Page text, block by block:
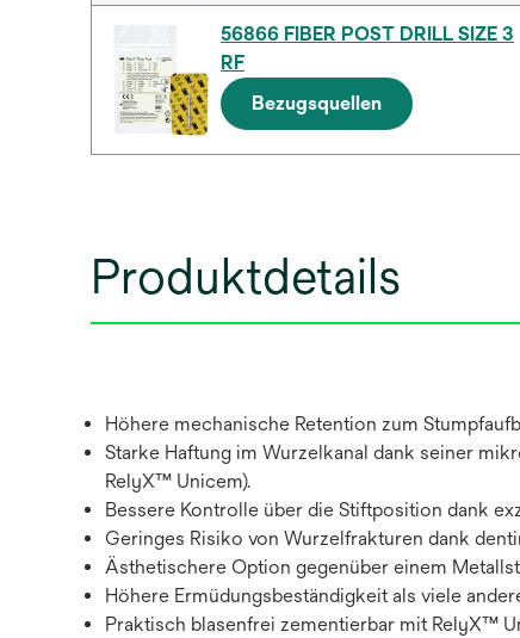
56866 FIBER POST DRILL SIZE 3
RF
Bezugsquellen
Produktdetails
Höhere mechanische Retention zum
Starke Haftung im Wurzelkanal dank seiner
RelyX™ Unicem).
Bessere Kontrolle über die Stiftposition dank
Geringes Risiko von Wurzelfrakturen dank
Ästhetischere Option gegenüber einem
Höhere Ermüdungsbeständigkeit als viele
Praktisch blasenfrei zementierbar mit RelyX™